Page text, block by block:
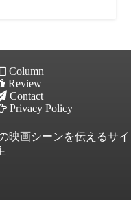
Column
Review
Contact
Privacy Policy
映画シーンを伝えるサイ